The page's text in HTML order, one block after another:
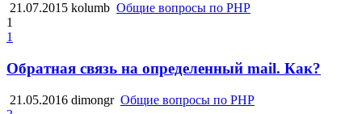
21.07.2015 kolumb Общие вопросы по PHP
1
1
Обратная связь на определенный mail. Как?
21.05.2016 dimongr Общие вопросы по PHP